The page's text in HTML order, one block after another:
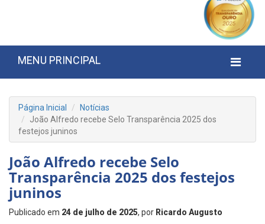
MENU PRINCIPAL
Página Inicial
Notícias
João Alfredo recebe Selo Transparência 2025 dos
festejos juninos
João Alfredo recebe Selo
Transparência 2025 dos festejos
juninos
Publicado em 24 de julho de 2025, por Ricardo Augusto